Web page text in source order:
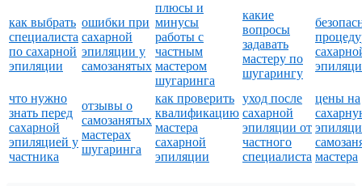
как выбрать
специалиста
по сахарной
эпиляции
ошибки при
сахарной
эпиляции у
самозанятых
плюсы и
минусы
работы с
частным
мастером
шугаринга
какие
вопросы
задавать
мастеру по
шугарингу
что нужно
знать перед
сахарной
эпиляцией у
частника
отзывы о
самозанятых
мастерах
шугаринга
как проверить
квалификацию
мастера
сахарной
эпиляции
уход после
сахарной
эпиляции от
частного
специалиста
цены на
мастера